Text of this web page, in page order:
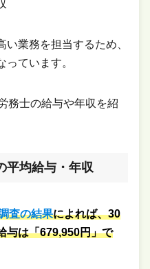
業務を担当するため、
ています。
務士の給与や年収を紹
平均給与・年収
査の結果によれば、30
与は「679,950円」で